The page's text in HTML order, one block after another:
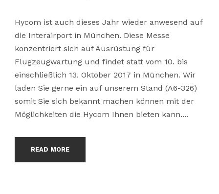
Hycom ist auch dieses Jahr wieder anwesend auf
die Interairport in München. Diese Messe
konzentriert sich auf Ausrüstung für
Flugzeugwartung und findet statt vom 10. bis
einschließlich 13. Oktober 2017 in München. Wir
laden Sie gerne ein auf unserem Stand (A6-326)
somit Sie sich bekannt machen können mit der
Möglichkeiten die Hycom Ihnen bieten kann....
READ MORE